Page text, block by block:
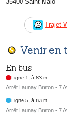
35400 Saint-Malo
Trajet
Venir en
En bus
Ligne 1, à 83 m
Arrêt Launay Breton - 7
Ligne 5, à 83 m
Arrêt Launay Breton - 7